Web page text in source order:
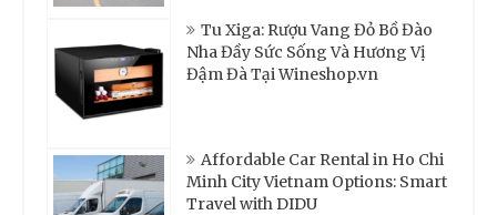
Tu Xiga: Rượu Vang Đỏ Bồ Đào
Nha Đầy Sức Sống Và Hương Vị
Đậm Đà Tại Wineshop.vn
Affordable Car Rental in Ho Chi
Minh City Vietnam Options: Smart
Travel with DIDU